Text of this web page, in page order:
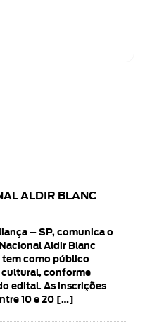
ALDIR BLANC
– SP, comunica o
Aldir Blanc
tem como público
cultural, conforme
edital. As inscrições
10 e 20 […]